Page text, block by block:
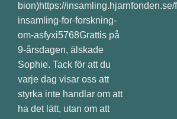
bion)https://
insamling-for-forskning-
om-asfyxi5768Grattis på
9-årsdagen, älskade
Sophie. Tack för att du
varje dag visar oss att
styrka inte handlar om att
ha det lätt, utan om att